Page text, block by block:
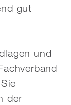
gut
und
der